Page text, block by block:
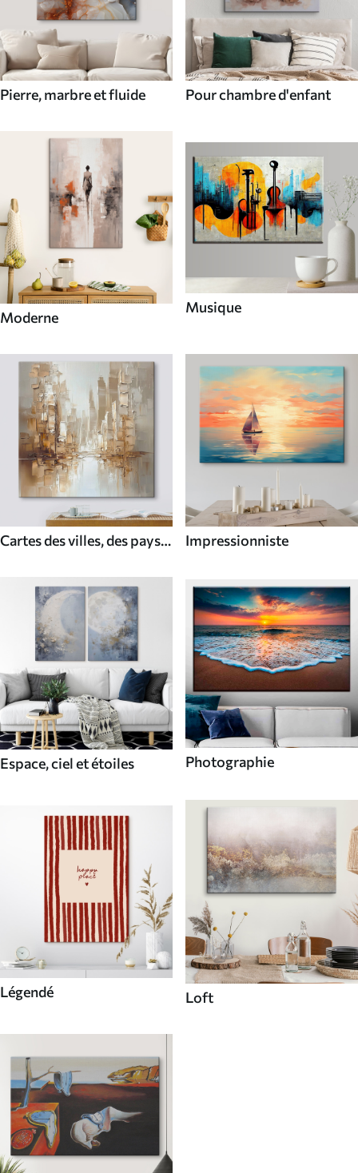
Pierre, marbre et fluide Pour chambre d'enfant
Moderne
Musique
Cartes des villes, des pays
Impressionniste
Espace, ciel et étoiles Photographie
Légendé Loft